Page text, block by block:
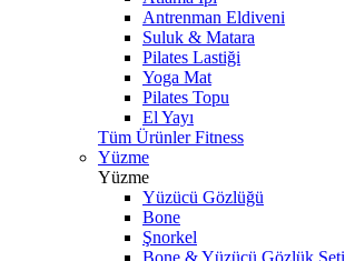
Antrenman Eldiveni
Suluk & Matara
Pilates Lastiği
Yoga Mat
Pilates Topu
El Yayı
Tüm Ürünler Fitness
Yüzme
Yüzme
Yüzücü Gözlüğü
Bone
Şnorkel
Bone & Yüzücü Gözlük Seti